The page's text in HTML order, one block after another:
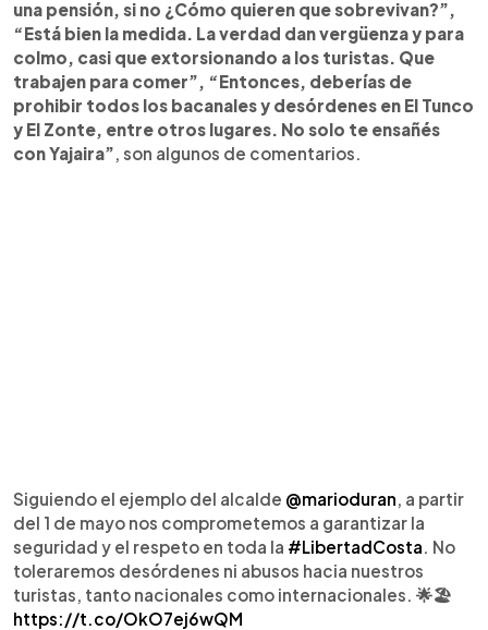
una pensión, si no ¿Cómo quieren que sobrevivan?”,
“Está bien la medida. La verdad dan vergüenza y para
colmo, casi que extorsionando a los turistas. Que
trabajen para comer”, “Entonces, deberías de
prohibir todos los bacanales y desórdenes en El Tunco
y El Zonte, entre otros lugares. No solo te ensañés
con Yajaira” , son algunos de comentarios.
Siguiendo el ejemplo del alcalde @marioduran , a partir
del 1 de mayo nos comprometemos a garantizar la
seguridad y el respeto en toda la #LibertadCosta . No
toleraremos desórdenes ni abusos hacia nuestros
turistas, tanto nacionales como internacionales. 🌟🏖️
https://t.co/OkO7ej6wQM